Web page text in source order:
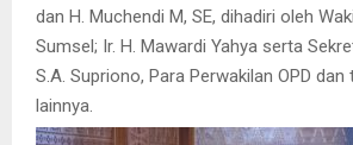
dan H. Muchendi M, SE, dihadiri oleh
Sumsel; Ir. H. Mawardi Yahya serta
S.A. Supriono, Para Perwakilan OPD
lainnya.